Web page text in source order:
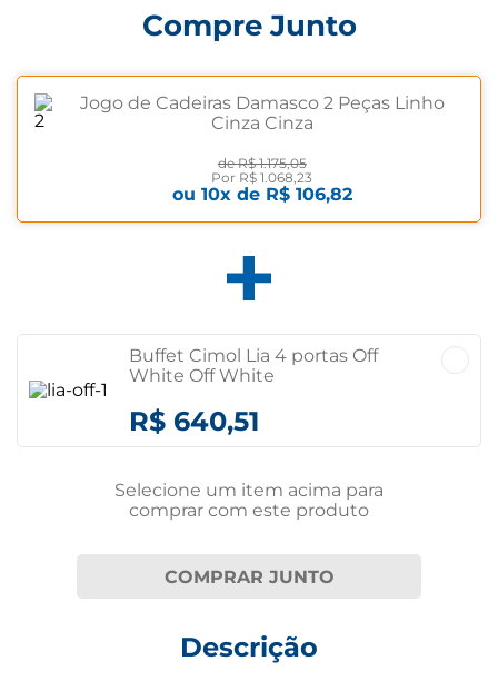
Compre Junto
Jogo de Cadeiras Damasco 2 Peças Linho
Cinza Cinza
deR$ 1.175,05
Por R$ 1.068,23
ou 10x de R$ 106,82
Buffet Cimol Lia 4 portas Off
White Off White
R$ 640,51
Selecione um item acima para
comprar com este produto
COMPRAR JUNTO
Descrição